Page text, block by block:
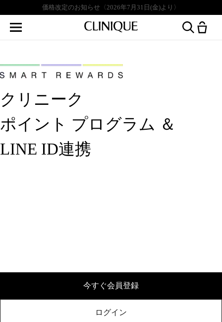
価格改定のお知らせ〈2026年7月31日(金)より〉
クリニーク
ポイント プログラム ＆
LINE ID連携
今すぐ会員登録
ログイン